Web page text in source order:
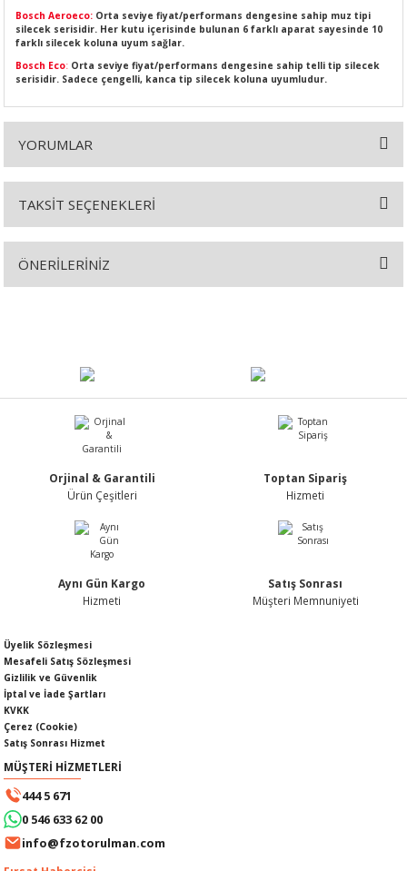
KAPAĞI
Bosch Aeroeco: Orta seviye fiyat/performans dengesine sahip muz tipi
silecek serisidir. Her kutu içerisinde bulunan 6 farklı aparat sayesinde 10
farklı silecek koluna uyum sağlar.
Bosch Eco: Orta seviye fiyat/performans dengesine sahip telli tip silecek
serisidir. Sadece çengelli, kanca tip silecek koluna uyumludur.
YORUMLAR
TAKSİT SEÇENEKLERİ
ÖNERİLERİNİZ
Ürün açıklamasında eksik bilgiler bulunuyor.
Ürün bilgilerinde hatalar bulunuyor.
Ürün fiyatı diğer sitelerden daha pahalı.
Bu ürüne benzer farklı alternatifler olmalı.
Orjinal & Garantili
Ürün Çeşitleri
Toptan Sipariş
Hizmeti
Aynı Gün Kargo
Hizmeti
Satış Sonrası
Müşteri Memnuniyeti
Üyelik Sözleşmesi
Mesafeli Satış Sözleşmesi
Gizlilik ve Güvenlik
İptal ve İade Şartları
KVKK
Çerez (Cookie)
Satış Sonrası Hizmet
MÜŞTERİ HİZMETLERİ
444 5 671
0 546 633 62 00
info@fzotorulman.com